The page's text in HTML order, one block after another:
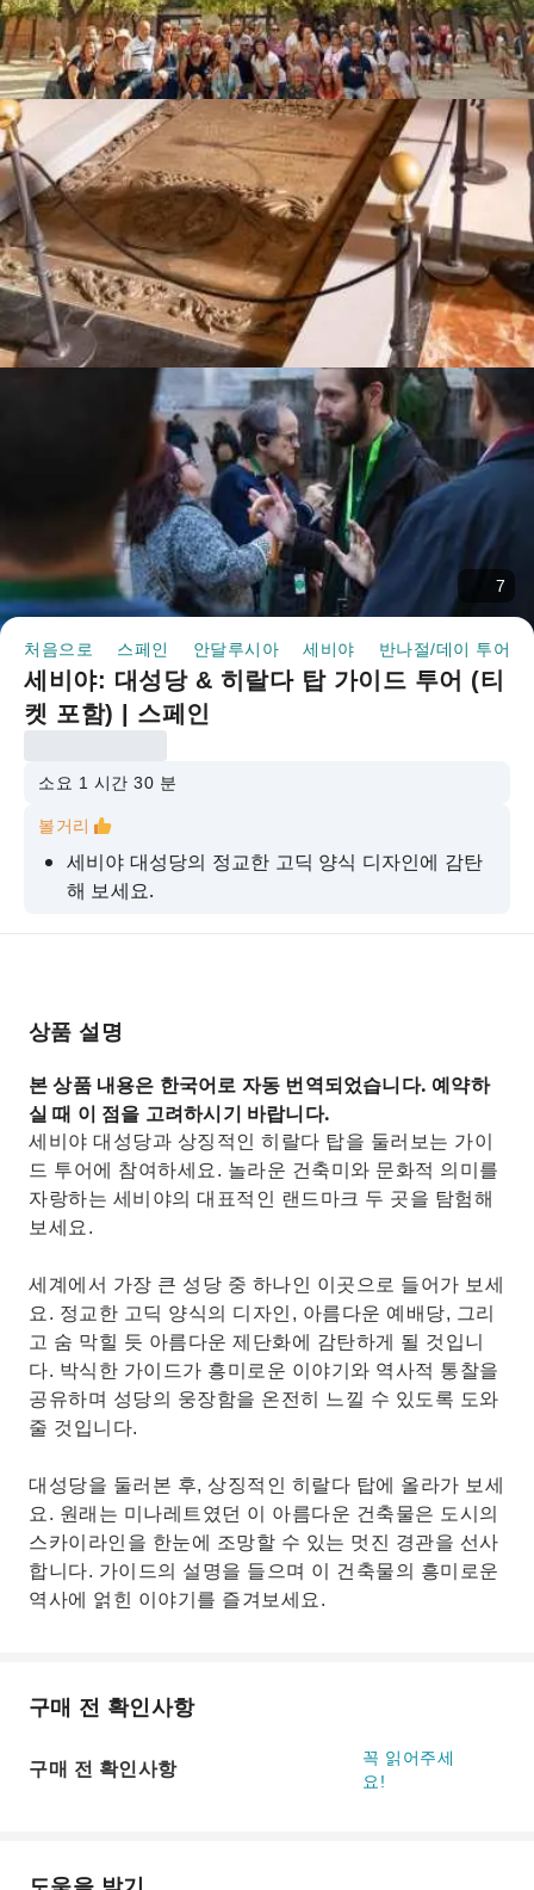
7
처음으로 스페인 안달루시아 세비야 반나절/데이 투어
세비야: 대성당 & 히랄다 탑 가이드 투어 (티
켓 포함) | 스페인
소요 1 시간 30 분
볼거리
세비야 대성당의 정교한 고딕 양식 디자인에 감탄
해 보세요.
가이드로부터 성당의 역사와 건축 양식에 대해 알
인을 감상하세요.
제단화를 둘러보세요.
상품 설명
본 상품 내용은 한국어로 자동 번역되었습니다. 예약하
실 때 이 점을 고려하시기 바랍니다.
세비야 대성당과 상징적인 히랄다 탑을 둘러보는 가이
드 투어에 참여하세요. 놀라운 건축미와 문화적 의미를
자랑하는 세비야의 대표적인 랜드마크 두 곳을 탐험해
보세요.
세계에서 가장 큰 성당 중 하나인 이곳으로 들어가 보세
요. 정교한 고딕 양식의 디자인, 아름다운 예배당, 그리
고 숨 막힐 듯 아름다운 제단화에 감탄하게 될 것입니
다. 박식한 가이드가 흥미로운 이야기와 역사적 통찰을
공유하며 성당의 웅장함을 온전히 느낄 수 있도록 도와
줄 것입니다.
대성당을 둘러본 후, 상징적인 히랄다 탑에 올라가 보세
요. 원래는 미나레트였던 이 아름다운 건축물은 도시의
스카이라인을 한눈에 조망할 수 있는 멋진 경관을 선사
합니다. 가이드의 설명을 들으며 이 건축물의 흥미로운
역사에 얽힌 이야기를 즐겨보세요.
구매 전 확인사항
구매 전 확인사항
꼭 읽어주세
요!